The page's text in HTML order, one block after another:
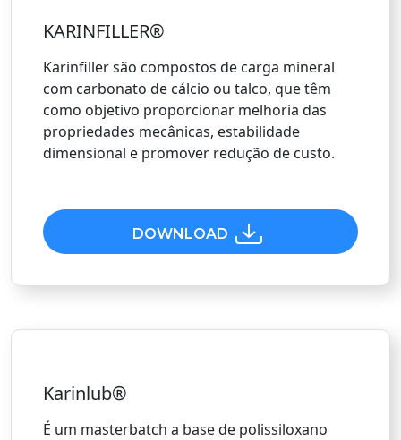
KARINFILLER®
Karinfiller são compostos de carga mineral
com carbonato de cálcio ou talco, que têm
como objetivo proporcionar melhoria das
propriedades mecânicas, estabilidade
dimensional e promover redução de custo.
DOWNLOAD
Karinlub®
É um masterbatch a base de polissiloxano